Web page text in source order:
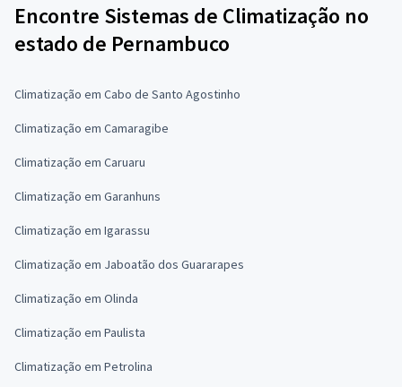
Encontre Sistemas de Climatização no
estado de Pernambuco
Climatização em Cabo de Santo Agostinho
Climatização em Camaragibe
Climatização em Caruaru
Climatização em Garanhuns
Climatização em Igarassu
Climatização em Jaboatão dos Guararapes
Climatização em Olinda
Climatização em Paulista
Climatização em Petrolina